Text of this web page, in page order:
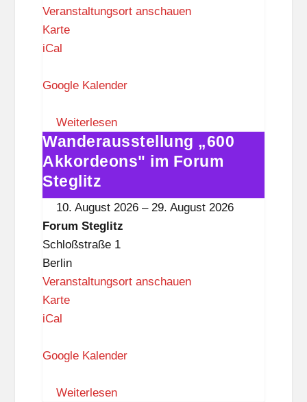
Veranstaltungsort anschauen
KarteF
u
S
t
e
g
l
i
t
z
iCal
Google Kalender
Weiterlesen
Wanderausstellung
„600
Akkordeons"
im
Forum
Steglitz
Wanderausstellung „600
Akkordeons" im Forum
Steglitz
10. August 2026 –29. August 2026
Forum Steglitz
Schloßstraße 1
Berlin
Veranstaltungsort anschauen
KarteF
u
S
iCal
Google Kalender
Weiterlesen